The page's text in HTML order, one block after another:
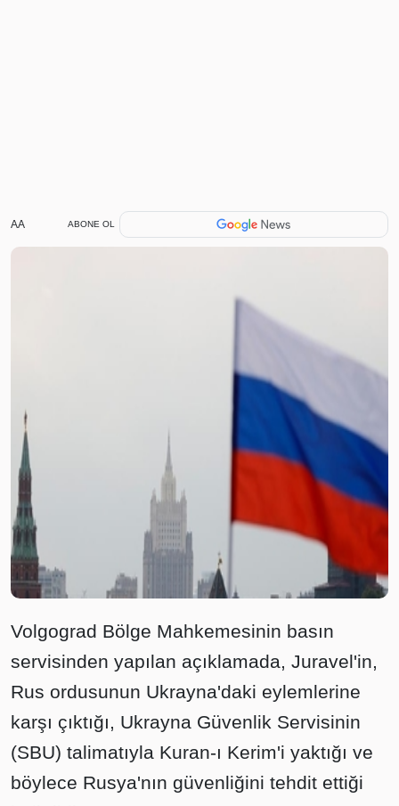
AA ABONE OL
Volgograd Bölge Mahkemesinin basın
servisinden yapılan açıklamada, Juravel'in,
Rus ordusunun Ukrayna'daki eylemlerine
karşı çıktığı, Ukrayna Güvenlik Servisinin
(SBU) talimatıyla Kuran-ı Kerim'i yaktığı ve
böylece Rusya'nın güvenliğini tehdit ettiği